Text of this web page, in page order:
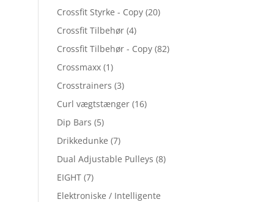
Crossfit Styrke - Copy (20)
Crossfit Tilbehør (4)
Crossfit Tilbehør - Copy (82)
Crossmaxx (1)
Crosstrainers (3)
Curl vægtstænger (16)
Dip Bars (5)
Drikkedunke (7)
Dual Adjustable Pulleys (8)
EIGHT (7)
Elektroniske / Intelligente